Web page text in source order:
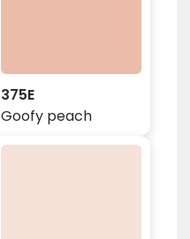
375E
Goofy peach